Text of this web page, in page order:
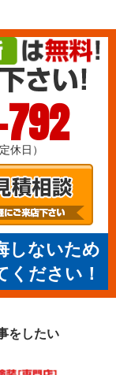
休日）
しないため
ください！
を したい